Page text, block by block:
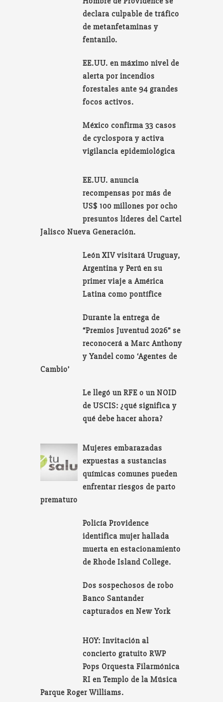
declara culpable de tráfico
de metanfetaminas y
fentanilo.
EE.UU. en máximo nivel de
alerta por incendios
forestales ante 94 grandes
focos activos.
México confirma 33 casos
de cyclospora y activa
vigilancia epidemiológica
EE.UU. anuncia
recompensas por más de
US$ 100 millones por ocho
presuntos líderes del Cartel
Jalisco Nueva Generación.
León XIV visitará Uruguay,
Argentina y Perú en su
primer viaje a América
Latina como pontífice
Durante la entrega de
“Premios Juventud 2026” se
reconocerá a Marc Anthony
y Yandel como ‘Agentes de
Cambio’
Le llegó un RFE o un NOID
de USCIS: ¿qué significa y
qué debe hacer ahora?
Mujeres embarazadas
expuestas a sustancias
químicas comunes pueden
enfrentar riesgos de parto
prematuro
Policía Providence
identifica mujer hallada
muerta en estacionamiento
de Rhode Island College.
Dos sospechosos de robo
Banco Santander
capturados en New York
HOY: Invitación al
concierto gratuito RWP
Pops Orquesta Filarmónica
RI en Templo de la Música
Parque Roger Williams.